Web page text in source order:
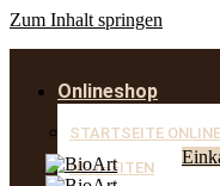
Zum Inhalt springen
Onlineshop
STARTSEITE
NEUHEITEN